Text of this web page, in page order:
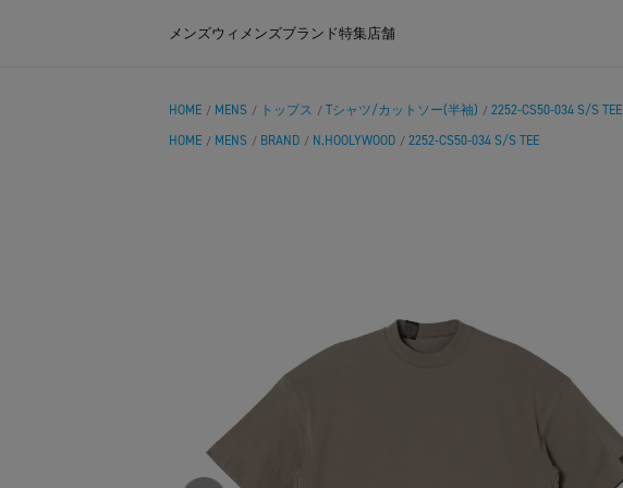
メンズウィメンズブランド特集店舗
HOME / MENS / トップス / Tシャツ/カットソー(半袖) / 2252-CS50-034 S/S TEE
HOME / MENS / BRAND / N.HOOLYWOOD / 2252-CS50-034 S/S TEE